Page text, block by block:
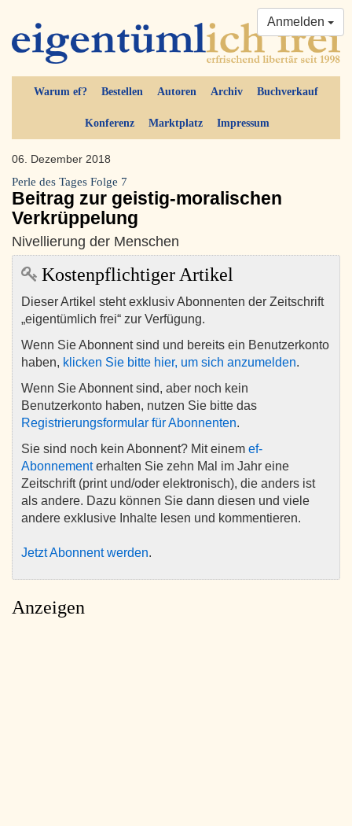
Warum ef? Bestellen Autoren Archiv Buchverkauf
Konferenz Marktplatz Impressum
Anmelden
06. Dezember 2018
Perle des Tages Folge 7
Beitrag zur geistig-moralischen
Verkrüppelung
Nivellierung der Menschen
Kostenpflichtiger Artikel
Dieser Artikel steht exklusiv Abonnenten der Zeitschrift
„eigentümlich frei“ zur Verfügung.
Wenn Sie Abonnent sind und bereits ein Benutzerkonto
haben, klicken Sie bitte hier, um sich anzumelden.
Wenn Sie Abonnent sind, aber noch kein
Benutzerkonto haben, nutzen Sie bitte das
Registrierungsformular für Abonnenten.
Sie sind noch kein Abonnent? Mit einem ef-
Abonnementerhalten Sie zehn Mal im Jahr eine
Zeitschrift (print und/oder elektronisch), die anders ist
als andere. Dazu können Sie dann diesen und viele
andere exklusive Inhalte lesen und kommentieren.
Jetzt Abonnent werden.
Anzeigen